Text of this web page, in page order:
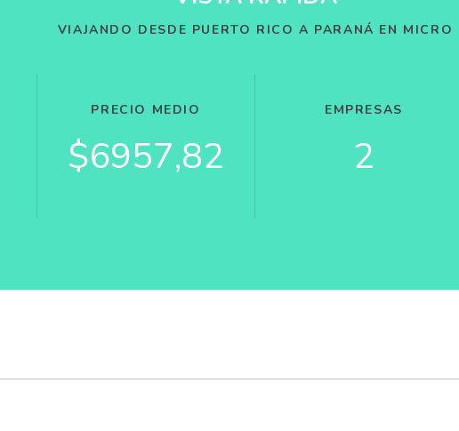
VIAJANDO DESDE PUERTO RICO A PARANÁ EN MICRO
PRECIO MEDIO
$6957,82
EMPRESAS
2